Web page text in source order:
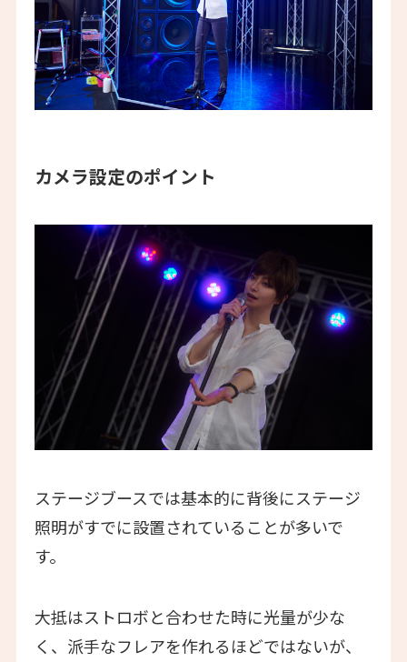
カメラ設定のポイント
ステージブースでは基本的に背後にステージ
照明がすでに設置されていることが多いで
す。
大抵はストロボと合わせた時に光量が少な
く、派手なフレアを作れるほどではないが、